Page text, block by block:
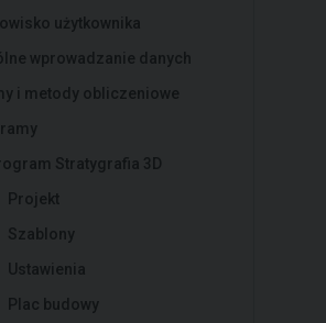
użytkownika
wprowadzanie danych
i metody obliczeniowe
Stratygrafia 3D
Projekt
Szablony
Ustawienia
Plac budowy